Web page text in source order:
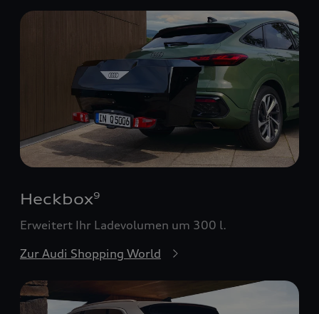
Heckbox9
Erweitert Ihr Ladevolumen um 300 l.
Zur Audi Shopping World